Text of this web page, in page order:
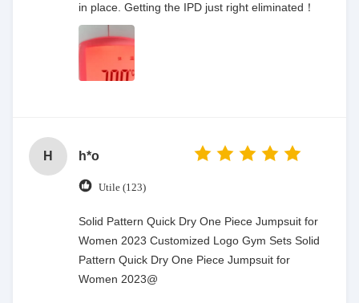
in place. Getting the IPD just right eliminated！
H h*o
Utile (123)
Solid Pattern Quick Dry One Piece Jumpsuit for
Women 2023 Customized Logo Gym Sets Solid
Pattern Quick Dry One Piece Jumpsuit for
Women 2023@